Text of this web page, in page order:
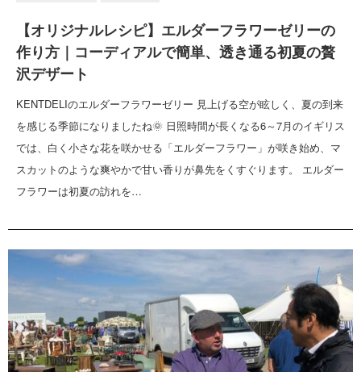
【オリジナルレシピ】エルダーフラワーゼリーの
作り方｜コーディアルで簡単、透き通る初夏の贅
沢デザート
KENTDELIのエルダーフラワーゼリー 見上げる空が眩しく、夏の到来
を感じる季節になりましたね🌞 日照時間が長くなる6～7月のイギリス
では、白く小さな花を咲かせる「エルダーフラワー」が咲き始め、マ
スカットのような爽やかで甘い香りが鼻先をくすぐります。 エルダー
フラワーは初夏の訪れを…